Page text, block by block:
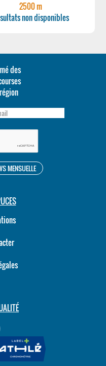
2500 m
non disponibles
des